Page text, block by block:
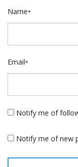
Name*
Email*
Notify me of
Notify me of new